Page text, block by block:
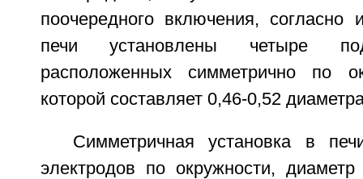
поочередного включения, согласно
печи установлены четыре
расположенных симметрично по
которой составляет 0,46-0,52
Симметричная установка в
электродов по окружности, диаметр